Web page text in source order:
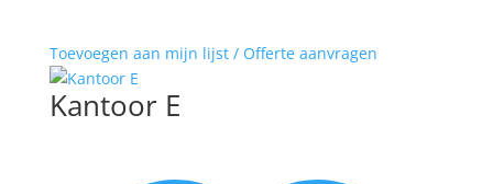
Toevoegen aan mijn lijst / Offerte aanvragen
Kantoor E